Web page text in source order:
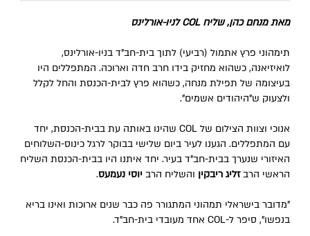
מאת מנחם כהן, שליח COL לניו-אורלינס
תימהוני פרץ אתמול (רביעי) לתוך בית-חב"ד בניו-אורלינס,
לואיזיאנה, כשהוא מחזיק בידו חרב חדה וארוכה. המתפללים היו
בעיצומה של תפילת מנחה, כשהוא פרץ לבית-הכנסת והחל לקלל
ולצעוק ש"היהודים אשמים".
אנוכי וצוות הצילום של COL שהינו באותה עת בבית-הכנסת, יחד
עם המתפללים. הגענו לעיר ביום שלישי בבוקר לרגל כינוס-השלוחים
האיזורי שנערך בבית-חב"ד בעיר. יחד איתנו היו בבית-הכנסת השליח
הראשי הרבזליג ריבקין והשליח הרב יוסי נעמעס.
"מדובר בישראלי תמהוני המתגורר פה כבר שנים ארוכות ואינו בריא
בנפשו", סיפר ל-COL אחד מעובדי בית-חב"ד.